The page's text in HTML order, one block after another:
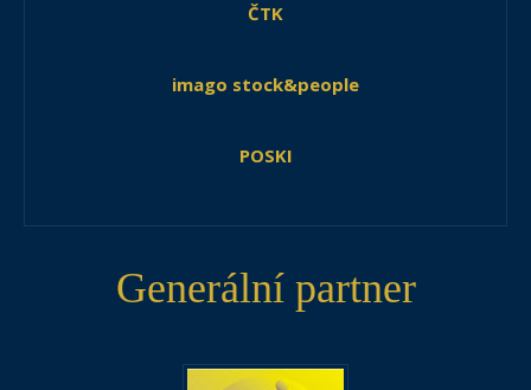
ČTK
imago stock&people
POSKI
Generální partner